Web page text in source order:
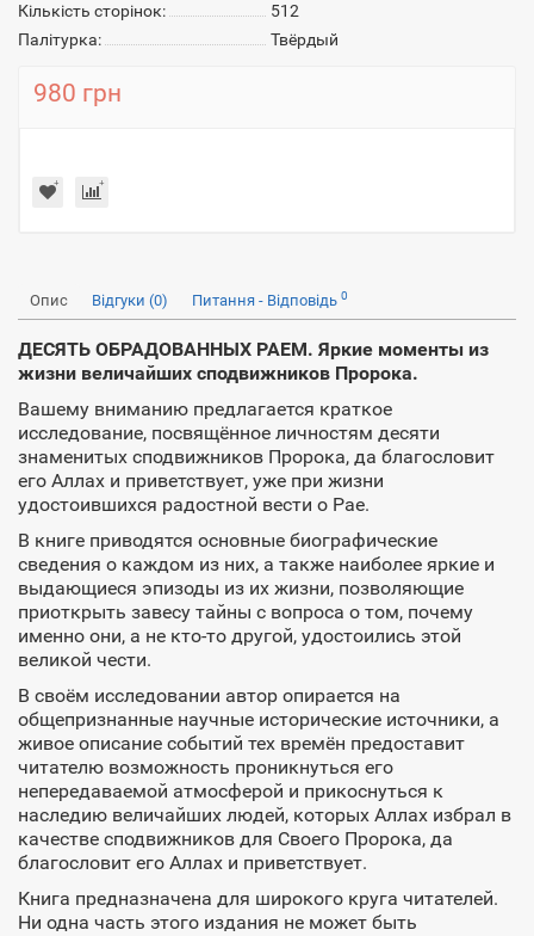
Кількість сторінок:
512
Палітурка:
Твёрдый
980 грн
Опис Відгуки (0) Питання - Відповідь 0
ДЕСЯТЬ ОБРАДОВАННЫХ РАЕМ. Яркие моменты из
жизни величайших сподвижников Пророка.
Вашему вниманию предлагается краткое
исследование, посвящённое личностям десяти
знаменитых сподвижников Пророка, да благословит
его Аллах и приветствует, уже при жизни
удостоившихся радостной вести о Рае.
В книге приводятся основные биографические
сведения о каждом из них, а также наиболее яркие и
выдающиеся эпизоды из их жизни, позволяющие
приоткрыть завесу тайны с вопроса о том, почему
именно они, а не кто-то другой, удостоились этой
великой чести.
В своём исследовании автор опирается на
общепризнанные научные исторические источники, а
живое описание событий тех времён предоставит
читателю возможность проникнуться его
непередаваемой атмосферой и прикоснуться к
наследию величайших людей, которых Аллах избрал в
качестве сподвижников для Своего Пророка, да
благословит его Аллах и приветствует.
Книга предназначена для широкого круга читателей.
Ни одна часть этого издания не может быть